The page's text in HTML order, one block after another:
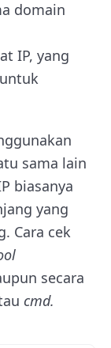
domain
IP, yang
sama lain
biasanya
yang
Cara cek
secara
cmd.